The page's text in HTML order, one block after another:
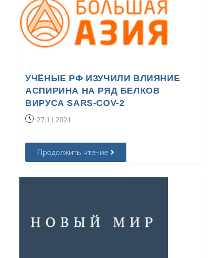
УЧЁНЫЕ РФ ИЗУЧИЛИ ВЛИЯНИЕ
АСПИРИНА НА РЯД БЕЛКОВ
ВИРУСА SARS-COV-2
27.11.2021
Продолжить чтение